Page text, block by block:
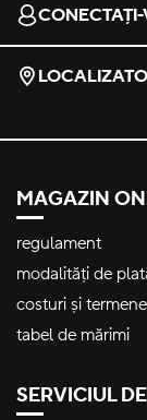
MAGAZIN
regulament
modalități de
costuri și
tabel de mărimi
SERVICIUL